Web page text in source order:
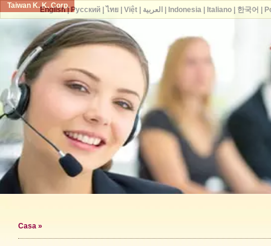
Taiwan K. K. Corp.
Casa »
English| Русский| ไทย| Việt| العربية Indonesia| Italiano| 한국어